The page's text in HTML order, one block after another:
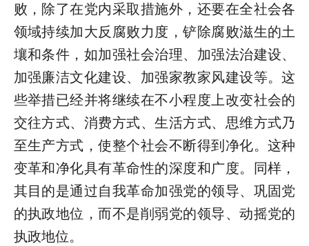
败，除了在党内采取措施外，还要在全社会各
领域持续加大反腐败力度，铲除腐败滋生的土
壤和条件，如加强社会治理、加强法治建设、
加强廉洁文化建设、加强家教家风建设等。这
些举措已经并将继续在不小程度上改变社会的
交往方式、消费方式、生活方式、思维方式乃
至生产方式，使整个社会不断得到净化。这种
变革和净化具有革命性的深度和广度。同样，
其目的是通过自我革命加强党的领导、巩固党
的执政地位，而不是削弱党的领导、动摇党的
执政地位。